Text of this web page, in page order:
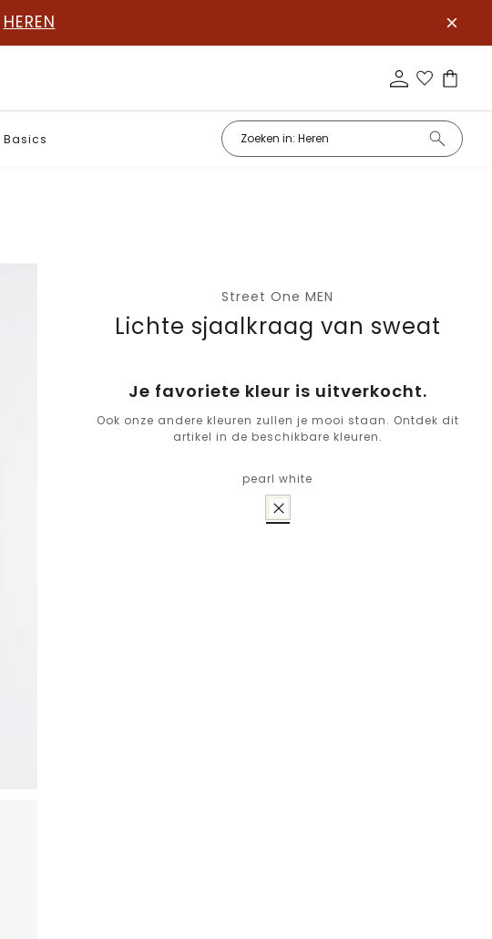
HEREN
Basics
Street One MEN
Lichte sjaalkraag van sweat
Je favoriete kleur is uitverkocht.
Ook onze andere kleuren zullen je mooi staan. Ontdek dit
artikel in de beschikbare kleuren.
pearl white